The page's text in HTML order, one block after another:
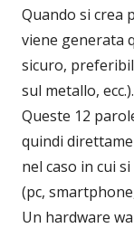
Quando si crea
viene generata
sicuro,
sul metallo, ecc.).
Queste 12
quindi
nel caso in cui
(pc,
Un hardware